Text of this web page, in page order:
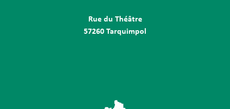
Rue du Théâtre
57260 Tarquimpol